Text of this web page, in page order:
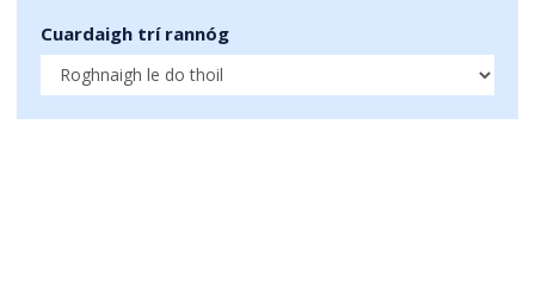
Cuardaigh trí rannóg